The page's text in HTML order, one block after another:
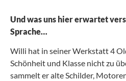
Und was uns hier erwartet
Sprache…
Willi hat in seiner Werkstatt 4
Schönheit und Klasse nicht zu
sammelt er alte Schilder,